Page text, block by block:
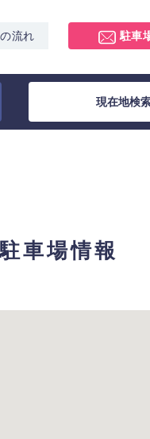
流れ 駐車
現在地検
車場情報